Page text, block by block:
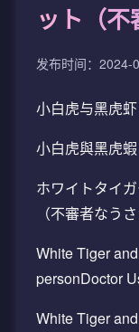
ット（不
发布时间：2024-
小白虎与黑虎
小白虎與黑虎
ホワイトタイ
（不審者なうさ
White Tiger
personDoctor
White Tiger